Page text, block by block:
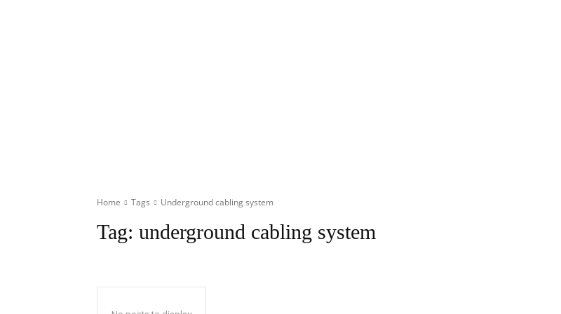
Home Tags Underground cabling system
Tag: underground cabling system